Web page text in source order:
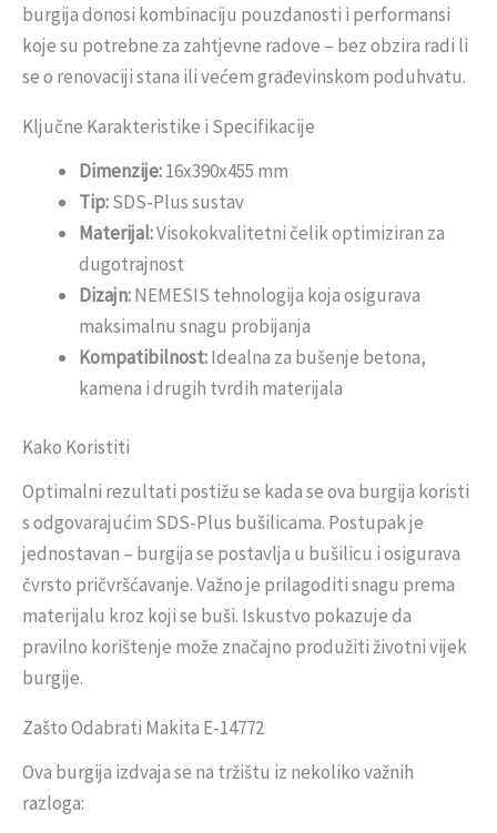
burgija donosi kombinaciju pouzdanosti i performansi
koje su potrebne za zahtjevne radove – bez obzira radi li
se o renovaciji stana ili većem građevinskom poduhvatu.
Ključne Karakteristike i Specifikacije
Dimenzije:16x390x455 mm
Tip:SDS-Plus sustav
Materijal:Visokokvalitetni čelik optimiziran za
dugotrajnost
Dizajn:NEMESIS tehnologija koja osigurava
maksimalnu snagu probijanja
Kompatibilnost:Idealna za bušenje betona,
kamena i drugih tvrdih materijala
Kako Koristiti
Optimalni rezultati postižu se kada se ova burgija koristi
s odgovarajućim SDS-Plus bušilicama. Postupak je
jednostavan – burgija se postavlja u bušilicu i osigurava
čvrsto pričvršćavanje. Važno je prilagoditi snagu prema
materijalu kroz koji se buši. Iskustvo pokazuje da
pravilno korištenje može značajno produžiti životni vijek
burgije.
Zašto Odabrati Makita E-14772
Ova burgija izdvaja se na tržištu iz nekoliko važnih
razloga: